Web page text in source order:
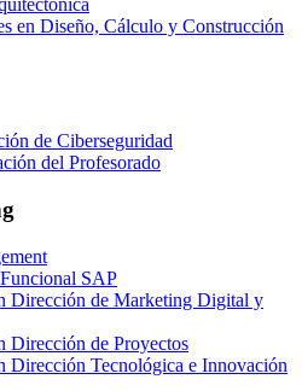
en Diseño, Cálculo y Construcción
de Ciberseguridad
del Profesorado
SAP
Dirección de Marketing Digital y
Dirección de Proyectos
Dirección Tecnológica e Innovación